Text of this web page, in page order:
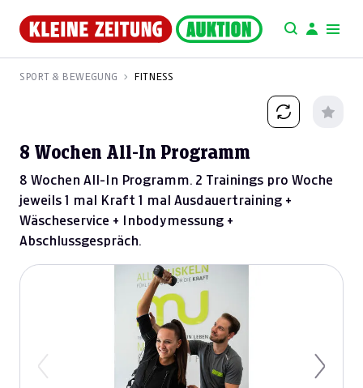
SPORT & BEWEGUNG FITNESS
8 Wochen All-In Programm
8 Wochen All-In Programm. 2 Trainings pro Woche
jeweils 1 mal Kraft 1 mal Ausdauertraining +
Wäscheservice + Inbodymessung +
Abschlussgespräch.
Previous Next